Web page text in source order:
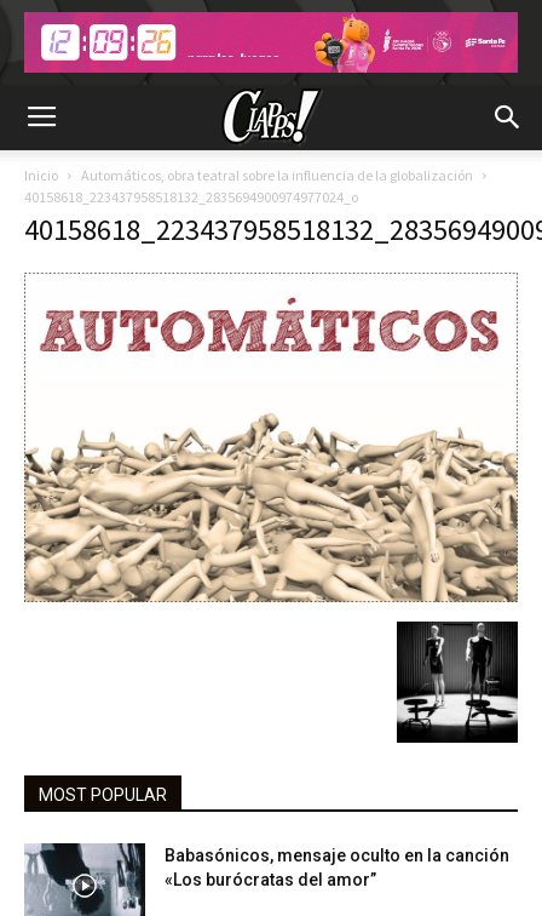
Inicio
Automáticos, obra teatral sobre la influencia de la globalización
40158618_223437958518132_2835694900974977024_o
MOST POPULAR
Babasónicos, mensaje oculto en la canción
«Los burócratas del amor”